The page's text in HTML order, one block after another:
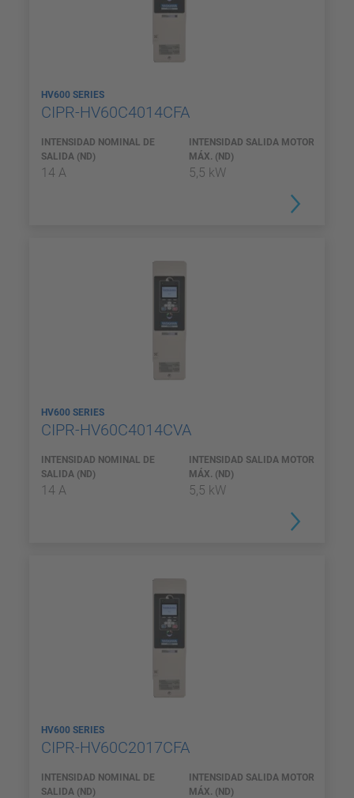
HV600 SERIES
CIPR-HV60C4014CFA
INTENSIDAD NOMINAL DE
SALIDA (ND)
14 A
INTENSIDAD SALIDA MOTOR
MÁX. (ND)
5,5 kW
HV600 SERIES
CIPR-HV60C4014CVA
INTENSIDAD NOMINAL DE
SALIDA (ND)
14 A
INTENSIDAD SALIDA MOTOR
MÁX. (ND)
5,5 kW
HV600 SERIES
CIPR-HV60C2017CFA
INTENSIDAD NOMINAL DE
SALIDA (ND)
INTENSIDAD SALIDA MOTOR
MÁX. (ND)